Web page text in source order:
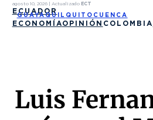
agosto 10, 2026| Actualizado ECT
ECUADOR
GUAYAQUIL QUITO CUENCA
ECONOMÍAOPINIÓN COLOMBIA
Luis